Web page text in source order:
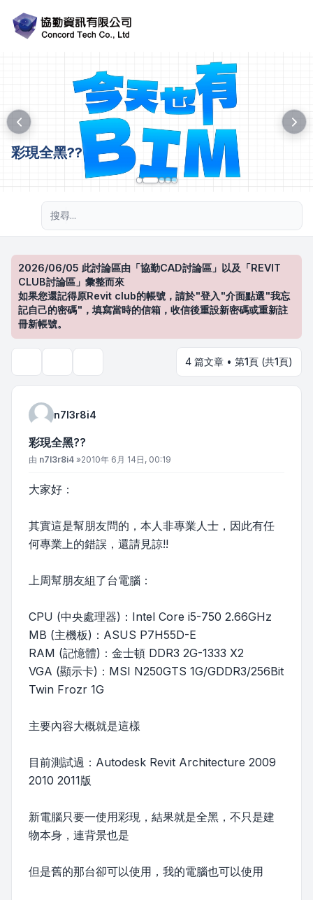
彩現全黑??
2026/06/05 此討論區由「協勤CAD討論區」以及「REVIT
CLUB討論區」彙整而來
如果您還記得原Revit club的帳號，請於"登入"介面點選"我忘
記自己的密碼"，填寫當時的信箱，收信後重設新密碼或重新註
冊新帳號。
4 篇文章 • 第1頁 (共1頁)
n7l3r8i4
彩現全黑??
文章
由 n7l3r8i4 »2010年 6月 14日, 00:19
大家好：
其實這是幫朋友問的，本人非專業人士，因此有任
何專業上的錯誤，還請見諒!!
上周幫朋友組了台電腦：
CPU (中央處理器)：Intel Core i5-750 2.66GHz
MB (主機板)：ASUS P7H55D-E
RAM (記憶體)：金士頓 DDR3 2G-1333 X2
VGA (顯示卡)：MSI N250GTS 1G/GDDR3/256Bit
Twin Frozr 1G
主要內容大概就是這樣
目前測試過：Autodesk Revit Architecture 2009
2010 2011版
新電腦只要一使用彩現，結果就是全黑，不只是建
物本身，連背景也是
但是舊的那台卻可以使用，我的電腦也可以使用